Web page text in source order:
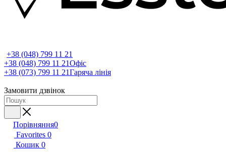
+38 (048) 799 11 21
+38 (048) 799 11 21Офіс
+38 (073) 799 11 21Гаряча лінія
Замовити дзвінок
Порівняння0
Favorites 0
Кошик 0